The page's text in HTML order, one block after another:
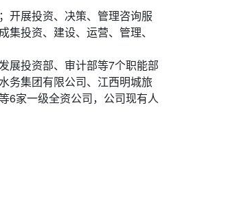
开展投资、决策、管理咨询服
投资、建设、运营、管理、
展投资部、审计部等7个职能部
务集团有限公司、江西明城旅
6家一级全资公司，公司现有人